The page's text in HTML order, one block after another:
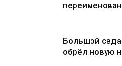
Большой
обрёл новую